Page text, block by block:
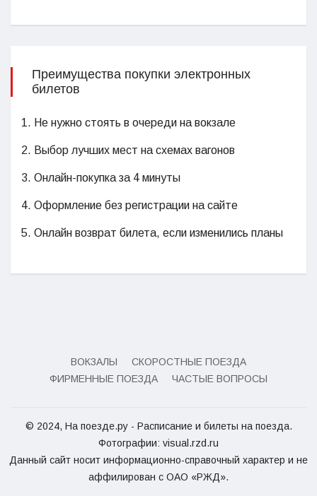
Преимущества покупки электронных
билетов
1. Не нужно стоять в очереди на вокзале
2. Выбор лучших мест на схемах вагонов
3. Онлайн-покупка за 4 минуты
4. Оформление без регистрации на сайте
5. Онлайн возврат билета, если изменились планы
ВОКЗАЛЫ
СКОРОСТНЫЕ ПОЕЗДА
ФИРМЕННЫЕ ПОЕЗДА
ЧАСТЫЕ ВОПРОСЫ
© 2024, На поезде.ру - Расписание и билеты на поезда.
Фотографии: visual.rzd.ru
Данный сайт носит информационно-справочный характер и не
аффилирован с ОАО «РЖД».